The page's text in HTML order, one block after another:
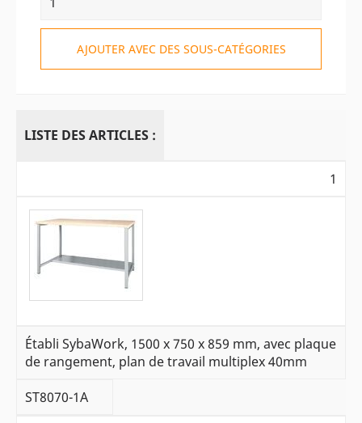
AJOUTER AVEC DES SOUS-CATÉGORIES
LISTE DES ARTICLES :
1
Établi SybaWork, 1500 x 750 x 859 mm, avec plaque
de rangement, plan de travail multiplex 40mm
ST8070-1A